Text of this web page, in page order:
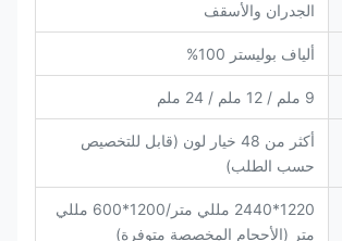
الجدران والأسقف
ألياف بوليستر 100%
أكثر من 48 خيار لون (قابل للتخصيص
حسب الطلب)
1220*2440 مللي متر/1200*600 مللي
متر (الأحجام المخصصة متوفرة)